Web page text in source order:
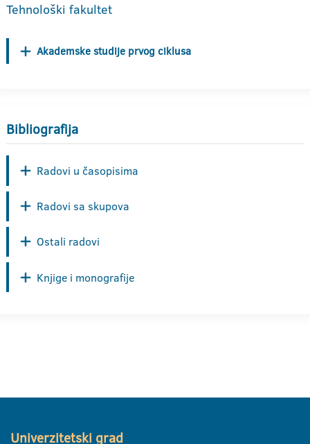
Tehnološki fakultet
Akademske studije prvog ciklusa
Bibliografija
Radovi u časopisima
Radovi sa skupova
Ostali radovi
Knjige i monografije
Univerzitetski grad